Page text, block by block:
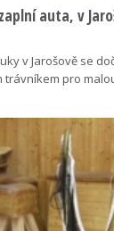
auta, v
v Jarošově se
trávníkem pro